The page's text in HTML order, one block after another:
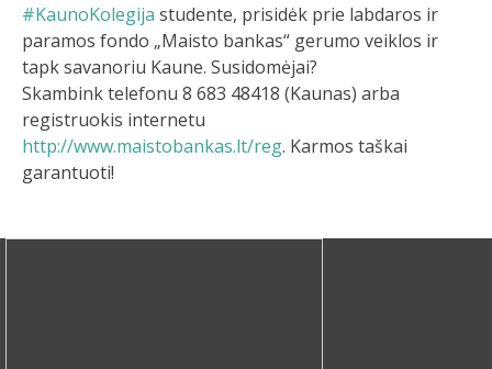
#KaunoKolegija studente, prisidėk prie labdaros ir
paramos fondo „Maisto bankas“ gerumo veiklos ir
tapk savanoriu Kaune. Susidomėjai?
Skambink telefonu 8 683 48418 (Kaunas) arba
registruokis internetu
http://www.maistobankas.lt/reg. Karmos taškai
garantuoti!